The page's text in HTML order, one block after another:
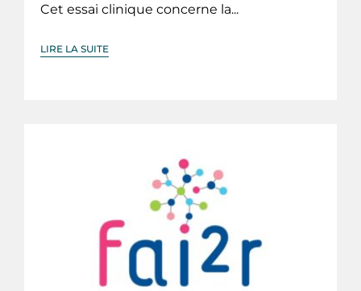
Cet essai clinique concerne la...
LIRE LA SUITE